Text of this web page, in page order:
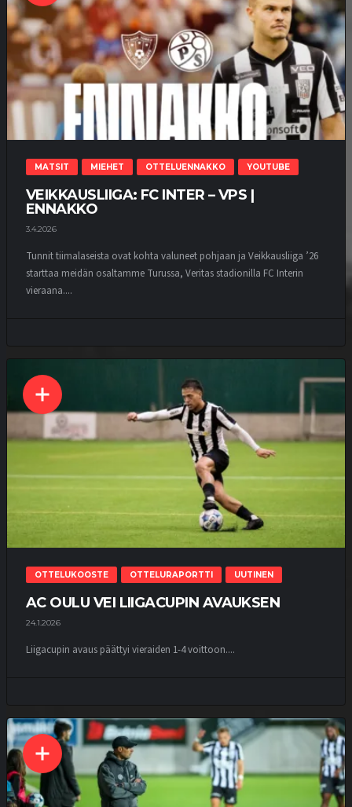
MATSIT MIEHET OTTELUENNAKKO YOUTUBE
VEIKKAUSLIIGA: FC INTER – VPS |
ENNAKKO
3.4.2026
Tunnit tiimalaseista ovat kohta valuneet pohjaan ja Veikkausliiga ’26
starttaa meidän osaltamme Turussa, Veritas stadionilla FC Interin
vieraana....
OTTELUKOOSTE OTTELURAPORTTI UUTINEN
AC OULU VEI LIIGACUPIN AVAUKSEN
24.1.2026
Liigacupin avaus päättyi vieraiden 1-4 voittoon....